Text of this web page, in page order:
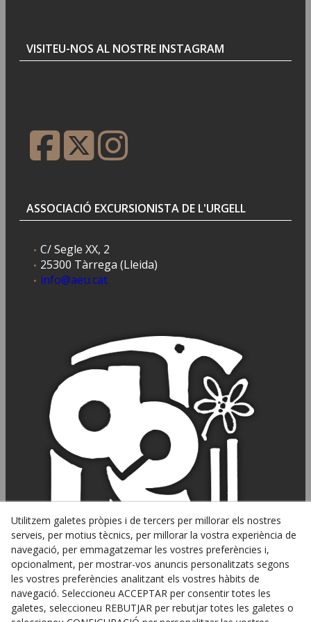
VISITEU-NOS AL NOSTRE INSTAGRAM
ASSOCIACIÓ EXCURSIONISTA DE L'URGELL
C/ Segle XX, 2
25300 Tàrrega (Lleida)
info@aeu.cat
Utilitzem galetes pròpies i de tercers per millorar els nostres
serveis, per motius tècnics, per millorar la vostra experiència de
navegació, per emmagatzemar les vostres preferències i,
opcionalment, per mostrar-vos anuncis personalitzats segons
les vostres preferències analitzant els vostres hàbits de
navegació. Seleccioneu ACCEPTAR per consentir totes les
galetes, seleccioneu REBUTJAR per rebutjar totes les galetes o